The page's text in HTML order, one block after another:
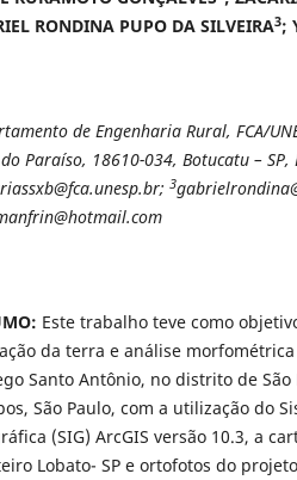
RONDINA PUPO DA SILVEIRA3;
de Engenharia Rural, FCA/
Paraíso, 18610-034, Botucatu – SP,
3
Este trabalho teve como
da terra e análise
Santo Antônio, no distrito de São
São Paulo, com a utilização do
(SIG) ArcGIS versão 10.3, a
Lobato- SP e ortofotos do